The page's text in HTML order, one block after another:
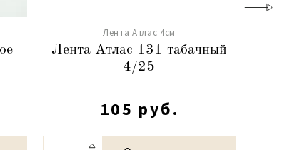
Лента Атлас 4см
Лента Атлас 131 табачный
4/25
105 руб.